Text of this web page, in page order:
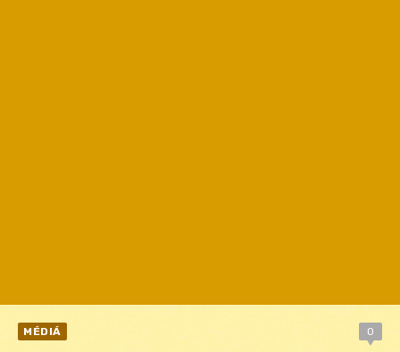
MÉDIÁ 0